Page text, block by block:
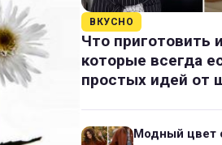
ВКУСНО
Что приготовить
которые всегда
простых идей от
Модный цвет